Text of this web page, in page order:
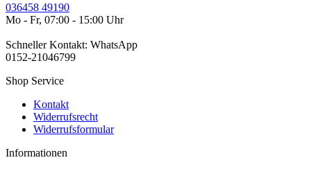
036458 49190
Mo - Fr, 07:00 - 15:00 Uhr
Schneller Kontakt: WhatsApp
0152-21046799
Shop Service
Kontakt
Widerrufsrecht
Widerrufsformular
Informationen